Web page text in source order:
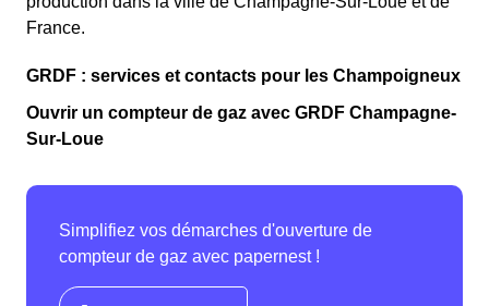
France.
GRDF : services et contacts pour les Champoigneux
Ouvrir un compteur de gaz avec GRDF Champagne-
Sur-Loue